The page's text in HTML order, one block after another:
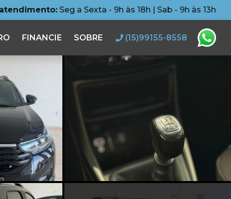
Seg a Sexta - 9h às 18h | Sab - 9h às 13h
FINANCIE SOBRE (15)99155-8558